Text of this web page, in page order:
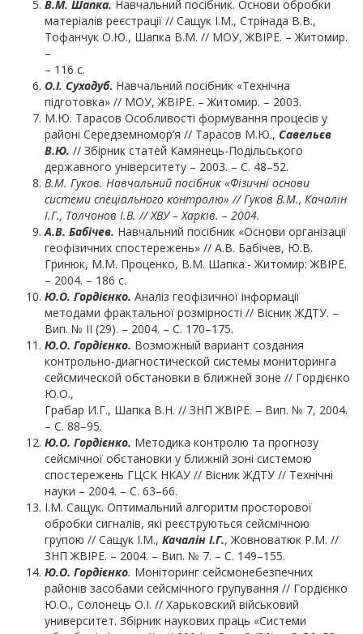
В.М. Шапка. Навчальний посібник. Основи обробки
матеріалів реєстрації // Сащук І.М., Стрінада В.В.,
Тофанчук О.Ю., Шапка В.М. // МОУ, ЖВІРЕ. – Житомир.
–
– 116 с.
О.І. Суходуб. Навчальний посібник «Технічна
підготовка» // МОУ, ЖВІРЕ. – Житомир. – 2003.
М.Ю. Тарасов Особливості формування процесів у
районі Середземномор’я // Тарасов М.Ю., Савельєв
В.Ю. // Збірник статей Камянець-Подільського
державного університету – 2003. – С. 48–52.
В.М. Гуков. Навчальний посібник «Фізичні основи
системи спеціального контролю» // Гуков В.М., Качалін
І.Г., Толчонов І.В. // ХВУ – Харків. – 2004.
А.В. Бабічев. Навчальний посібник «Основи організації
геофізичних спостережень» // А.В. Бабічев, Ю.В.
Гринюк, М.М. Проценко, В.М. Шапка.- Житомир: ЖВІРЕ.
– 2004. – 186 с.
Ю.О. Гордієнко. Аналіз геофізичної інформації
методами фрактальної розмірності // Вісник ЖДТУ. –
Вип. № ІІ (29). – 2004. – С. 170–175.
Ю.О. Гордієнко. Возможный вариант создания
контрольно-диагностической системы мониторинга
сейсмической обстановки в ближней зоне // Гордієнко
Ю.О.,
Грабар И.Г., Шапка В.Н. // ЗНП ЖВІРЕ. – Вип. № 7, 2004.
– С. 88–95.
Ю.О. Гордієнко. Методика контролю та прогнозу
сейсмічної обстановки у ближній зоні системою
спостережень ГЦСК НКАУ // Вісник ЖДТУ // Технічні
науки – 2004. – С. 63–66.
І.М. Сащук. Оптимальний алгоритм просторової
обробки сигналів, які реєструються сейсмічною
групою // Сащук І.М., Качалін І.Г., Жовноватюк Р.М. //
ЗНП ЖВІРЕ. – 2004. – Вип. № 7. – С. 149–155.
Ю.О. Гордієнко. Моніторинг сейсмонебезпечних
районів засобами сейсмічного групування // Гордієнко
Ю.О., Солонець О.І. // Харьковский військовий
университет. Збірник наукових праць «Системи